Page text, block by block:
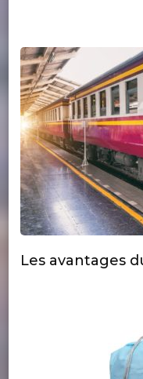
Les avantages